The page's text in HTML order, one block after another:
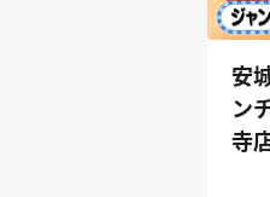
安
ン
寺